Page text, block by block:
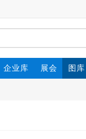
企业库 展会 图库